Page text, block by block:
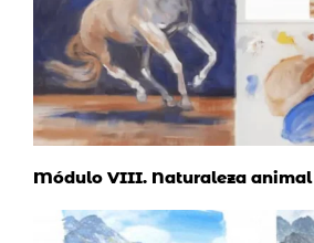
Módulo VIII. Naturaleza